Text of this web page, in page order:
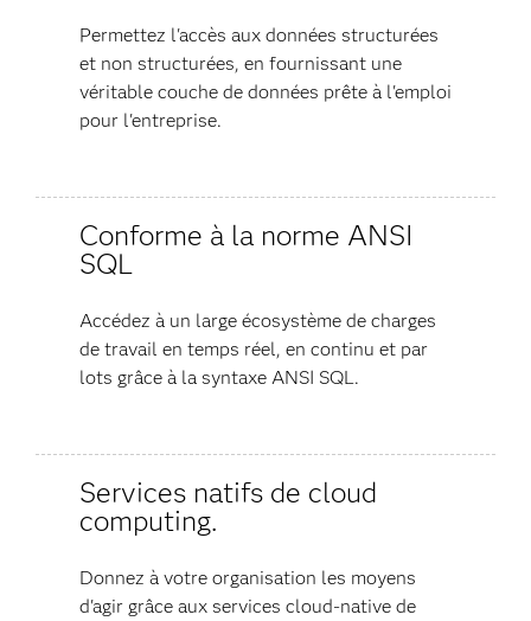
Permettez l'accès aux données structurées
et non structurées, en fournissant une
véritable couche de données prête à l'emploi
pour l'entreprise.
Conforme à la norme ANSI
SQL
Accédez à un large écosystème de charges
de travail en temps réel, en continu et par
lots grâce à la syntaxe ANSI SQL.
Services natifs de cloud
computing.
Donnez à votre organisation les moyens
d'agir grâce aux services cloud-native de